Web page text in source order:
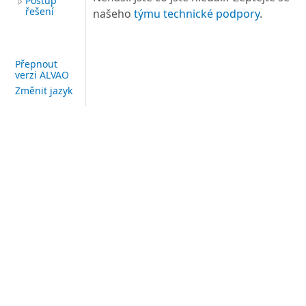
řešení
Přepnout
verzi ALVAO
Změnit jazyk
našeho týmu technické podpory.